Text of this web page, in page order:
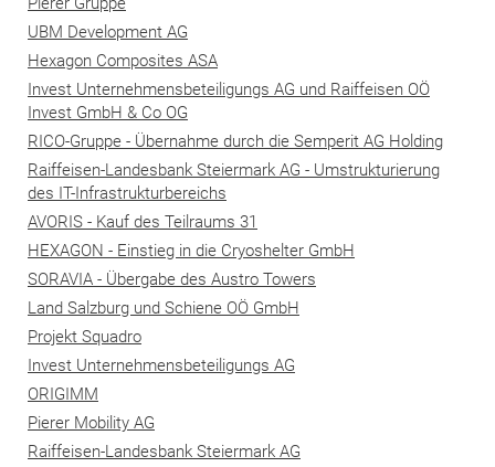
UBM Development AG
Hexagon Composites ASA
Invest Unternehmensbeteiligungs AG und Raiffeisen OÖ
Invest GmbH & Co OG
RICO-Gruppe - Übernahme durch die Semperit AG Holding
Raiffeisen-Landesbank Steiermark AG - Umstrukturierung
des IT-Infrastrukturbereichs
AVORIS - Kauf des Teilraums 31
HEXAGON - Einstieg in die Cryoshelter GmbH
SORAVIA - Übergabe des Austro Towers
Land Salzburg und Schiene OÖ GmbH
Projekt Squadro
Invest Unternehmensbeteiligungs AG
ORIGIMM
Pierer Mobility AG
Raiffeisen-Landesbank Steiermark AG